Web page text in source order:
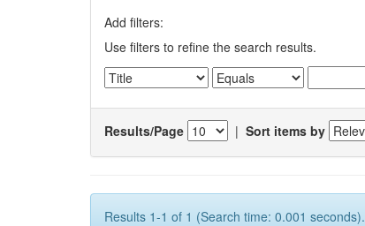
Add filters:
Use filters to refine the search results.
Results/Page | Sort items by
Results 1-1 of 1 (Search time: 0.001 seconds).